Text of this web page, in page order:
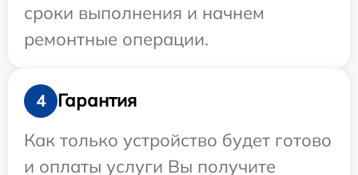
сроки выполнения и начнем
ремонтные операции.
4
Гарантия
Как только устройство будет готово
и оплаты услуги Вы получите